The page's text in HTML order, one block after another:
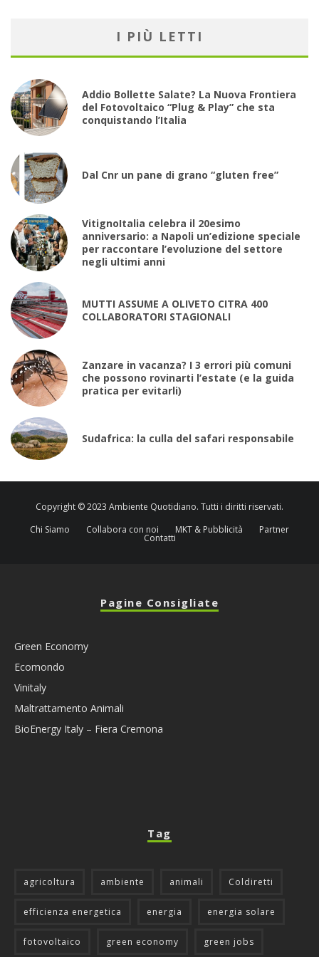
I PIÙ LETTI
Addio Bollette Salate? La Nuova Frontiera
del Fotovoltaico “Plug & Play” che sta
conquistando l’Italia
Dal Cnr un pane di grano “gluten free”
VitignoItalia celebra il 20esimo
anniversario: a Napoli un’edizione speciale
per raccontare l’evoluzione del settore
negli ultimi anni
MUTTI ASSUME A OLIVETO CITRA 400
COLLABORATORI STAGIONALI
Zanzare in vacanza? I 3 errori più comuni
che possono rovinarti l’estate (e la guida
pratica per evitarli)
Sudafrica: la culla del safari responsabile
Copyright © 2023 Ambiente Quotidiano. Tutti i diritti riservati.
Chi Siamo
Collabora con noi MKT & Pubblicità Partner
Contatti
Pagine Consigliate
Green Economy
Ecomondo
Vinitaly
Maltrattamento Animali
BioEnergy Italy – Fiera Cremona
Tag
agricoltura ambiente animali Coldiretti
efficienza energetica energia energia solare
fotovoltaico green economy green jobs